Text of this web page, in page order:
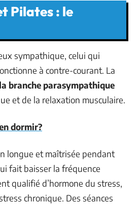
Pilates : le
sympathique, celui qui
à contre-courant. La
branche parasympathique
et de la relaxation musculaire.
dormir?
longue et maîtrisée pendant
fait baisser la fréquence
qualifié d’hormone du stress,
chronique. Des séances